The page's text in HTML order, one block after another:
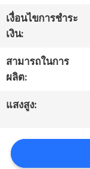
ติดต่อ
เรา
ขอ
เสนอ
เงื่อนไขการชำระ
เงิน:
สามารถในการ
ผลิต:
แสงสูง: